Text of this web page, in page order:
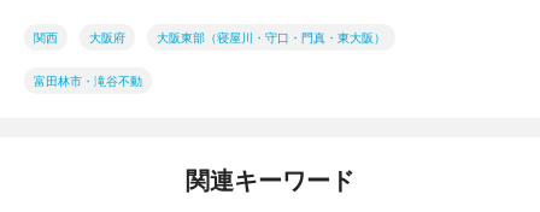
関西 大阪府 大阪東部（寝屋川・守口・門真・東大阪）
富田林市・滝谷不動
関連キーワード